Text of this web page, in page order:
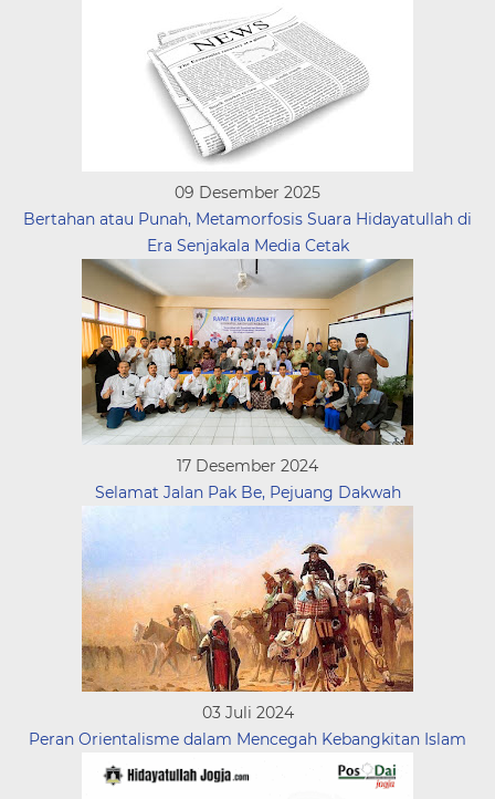
09 Desember 2025
Bertahan atau Punah, Metamorfosis Suara Hidayatullah di
Era Senjakala Media Cetak
17 Desember 2024
Selamat Jalan Pak Be, Pejuang Dakwah
03 Juli 2024
Peran Orientalisme dalam Mencegah Kebangkitan Islam